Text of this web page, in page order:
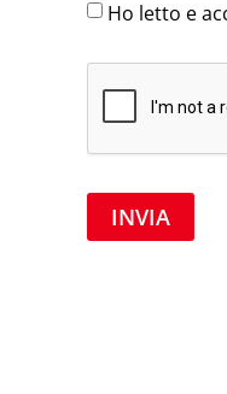
Ho letto e
INVIA